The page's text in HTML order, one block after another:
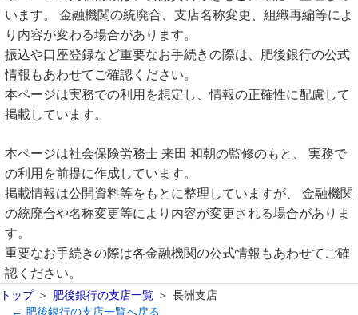
います。 金融機関の統廃合、支店名称変更、組織再編等によ
り内容が変わる場合があります。
振込や口座登録など重要なお手続きの際は、肥後銀行の公式
情報もあわせてご確認ください。
本ページは実務での利用を想定し、情報の正確性に配慮して
掲載しています。
本ページは社会保険労務士 来田 和朝の監修のもと、 実務で
の利用を前提に作成しています。
掲載情報は公開資料等をもとに整理していますが、 金融機関
の統廃合や名称変更等により内容が変更される場合がありま
す。
重要なお手続きの際は各金融機関の公式情報もあわせてご確
認ください。
トップ 肥後銀行の支店一覧
長洲支店
← 肥後銀行の支店一覧へ戻る